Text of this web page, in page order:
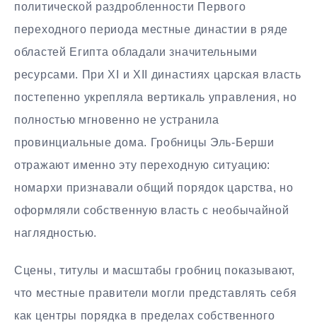
политической раздробленности Первого
переходного периода местные династии в ряде
областей Египта обладали значительными
ресурсами. При XI и XII династиях царская власть
постепенно укрепляла вертикаль управления, но
полностью мгновенно не устранила
провинциальные дома. Гробницы Эль-Берши
отражают именно эту переходную ситуацию:
номархи признавали общий порядок царства, но
оформляли собственную власть с необычайной
наглядностью.
Сцены, титулы и масштабы гробниц показывают,
что местные правители могли представлять себя
как центры порядка в пределах собственного